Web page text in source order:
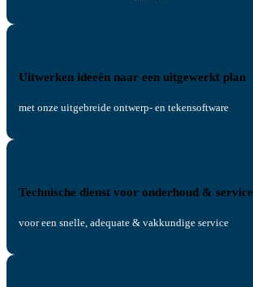
Uitwerken ideeën naar een uitgewerkt plan
met onze uitgebreide ontwerp- en tekensoftware
Technische dienst voor onderhoud & service
voor een snelle, adequate & vakkundige service